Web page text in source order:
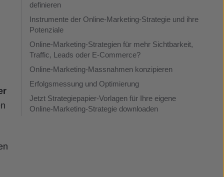
definieren
Instrumente der Online-Marketing-Strategie und ihre
Potenziale
Online-Marketing-Strategien für mehr Sichtbarkeit,
Traffic, Leads oder E-Commerce?
Online-Marketing-Massnahmen konzipieren
Erfolgsmessung und Optimierung
Jetzt Strategiepapier-Vorlagen für Ihre eigene
Online-Marketing-Strategie downloaden